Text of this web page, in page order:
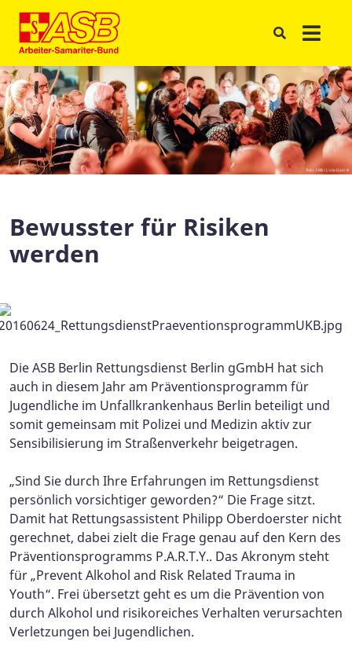
Bewusster für Risiken
werden
Die ASB Berlin Rettungsdienst Berlin gGmbH hat sich
auch in diesem Jahr am Präventionsprogramm für
Jugendliche im Unfallkrankenhaus Berlin beteiligt und
somit gemeinsam mit Polizei und Medizin aktiv zur
Sensibilisierung im Straßenverkehr beigetragen.
„Sind Sie durch Ihre Erfahrungen im Rettungsdienst
persönlich vorsichtiger geworden?“ Die Frage sitzt.
Damit hat Rettungsassistent Philipp Oberdoerster nicht
gerechnet, dabei zielt die Frage genau auf den Kern des
Präventionsprogramms P.A.R.T.Y.. Das Akronym steht
für „Prevent Alkohol and Risk Related Trauma in
Youth“. Frei übersetzt geht es um die Prävention von
durch Alkohol und risikoreiches Verhalten verursachten
Verletzungen bei Jugendlichen.